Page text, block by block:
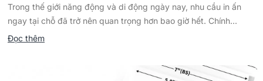
Trong thế giới năng động và di động ngày nay, nhu cầu in ấn
ngay tại chỗ đã trở nên quan trọng hơn bao giờ hết. Chính...
Đọc thêm